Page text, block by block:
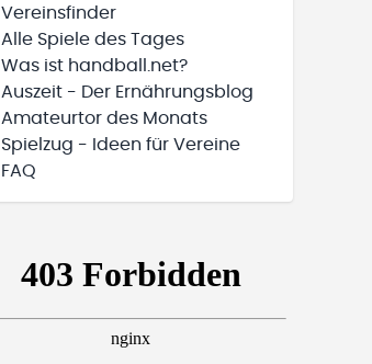
Vereinsfinder
Alle Spiele des Tages
Was ist handball.net?
Auszeit - Der Ernährungsblog
Amateurtor des Monats
Spielzug - Ideen für Vereine
FAQ